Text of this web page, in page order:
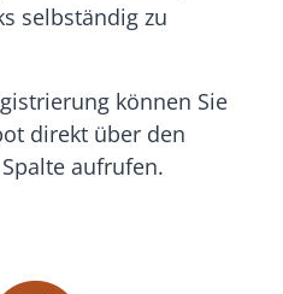
selbständig zu
können Sie
direkt über den
aufrufen.